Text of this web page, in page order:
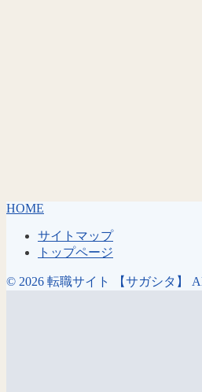
HOME
サイトマップ
トップページ
© 2026 転職サイト 【サガシタ】